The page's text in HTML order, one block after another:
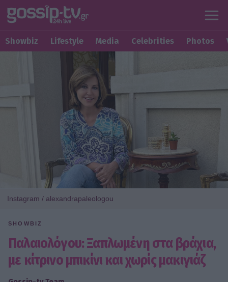
Showbiz Lifestyle Media Celebrities Photos
Instagram / alexandrapaleologou
SHOWBIZ
Παλαιολόγου: Ξαπλωμένη στα βράχια,
με κίτρινο μπικίνι και χωρίς μακιγιάζ